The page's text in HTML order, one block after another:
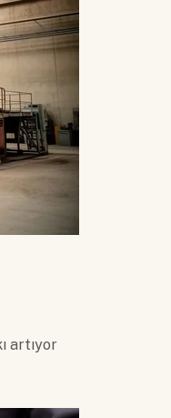
artıyor